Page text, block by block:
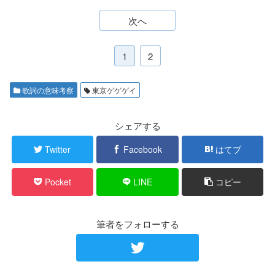
次へ
1 2
歌詞の意味考察 東京ゲゲゲイ
シェアする
Twitter Facebook はてブ
Pocket LINE コピー
筆者をフォローする